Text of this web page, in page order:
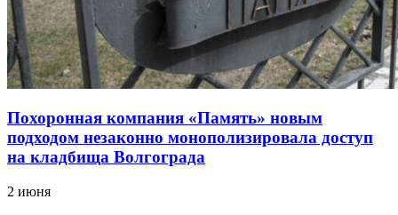
Похоронная компания «Память» новым
подходом незаконно монополизировала доступ
на кладбища Волгограда
2 июня